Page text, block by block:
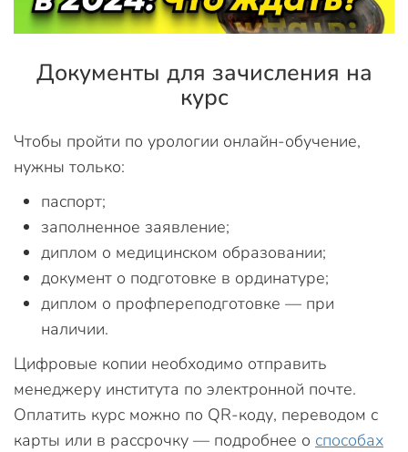
Документы для зачисления на
курс
Чтобы пройти по урологии онлайн-обучение,
нужны только:
паспорт;
заполненное заявление;
диплом о медицинском образовании;
документ о подготовке в ординатуре;
диплом о профпереподготовке — при
наличии.
Цифровые копии необходимо отправить
менеджеру института по электронной почте.
Оплатить курс можно по QR-коду, переводом с
карты или в рассрочку — подробнее о способах